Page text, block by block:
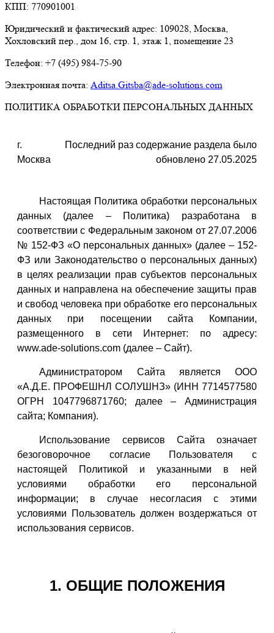
КПП: 770901001
Юридический и фактический адрес: 109028, Москва,
Хохловский пер., дом 16, стр. 1, этаж 1, помещение 23
Телефон: +7 (495) 984-75-90
Электронная почта: Aditsa.Gitsba@ade-solutions.com
ПОЛИТИКА ОБРАБОТКИ ПЕРСОНАЛЬНЫХ ДАННЫХ
г.
Москва
Последний раз содержание раздела было
обновлено 27.05.2025
Настоящая Политика обработки персональных
данных (далее – Политика) разработана в
соответствии с Федеральным законом от 27.07.2006
№ 152-ФЗ «О персональных данных» (далее – 152-
ФЗ или Законодательство о персональных данных)
в целях реализации прав субъектов персональных
данных и направлена на обеспечение защиты прав
и свобод человека при обработке его персональных
данных при посещении сайта Компании,
размещенного в сети Интернет: по адресу:
www.ade-solutions.com (далее – Сайт).
Администратором Сайта является ООО
«А.Д.Е. ПРОФЕШНЛ СОЛУШНЗ» (ИНН 7714577580
ОГРН 1047796871760; далее – Администрация
сайта; Компания).
Использование сервисов Сайта означает
безоговорочное согласие Пользователя с
настоящей Политикой и указанными в ней
условиями обработки его персональной
информации; в случае несогласия с этими
условиями Пользователь должен воздержаться от
использования сервисов.
1. ОБЩИЕ ПОЛОЖЕНИЯ